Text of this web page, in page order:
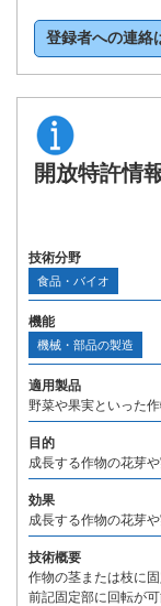
登録者への連絡
開放特許情
技術分野
食品・バイオ
機能
機械・部品の製造
適用製品
野菜や果実といった
目的
成長する作物の花芽
効果
成長する作物の花芽
技術概要
作物の茎または枝に固
前記固定部に回転が